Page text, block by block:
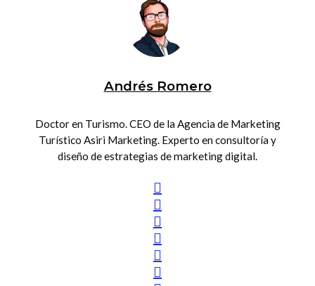
Andrés Romero
Doctor en Turismo. CEO de la Agencia de Marketing
Turístico Asiri Marketing. Experto en consultoría y
diseño de estrategias de marketing digital.